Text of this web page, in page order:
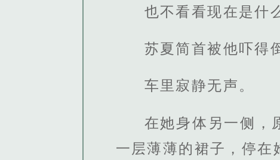
也不看看现在是什
苏夏简首被他吓得
车里寂静无声。
在她身体另一侧，
一层薄薄的裙子，停在